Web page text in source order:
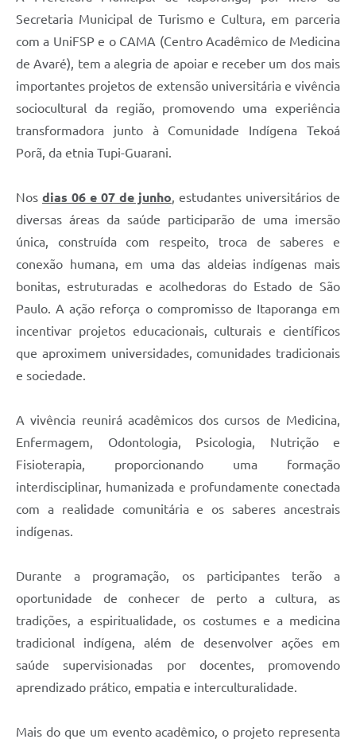
Nota Fiscal Eletrônica
STS - 3º Setor
Telefones Úteis
Transparência
SIC
Secretaria Municipal de Turismo e Cultura, em parceria
com a UniFSP e o CAMA (Centro Acadêmico de Medicina
de Avaré), tem a alegria de apoiar e receber um dos mais
importantes projetos de extensão universitária e vivência
sociocultural da região, promovendo uma experiência
transformadora junto à Comunidade Indígena Tekoá
Porã, da etnia Tupi-Guarani.
Nos dias 06 e 07 de junho, estudantes universitários de
diversas áreas da saúde participarão de uma imersão
única, construída com respeito, troca de saberes e
conexão humana, em uma das aldeias indígenas mais
bonitas, estruturadas e acolhedoras do Estado de São
Paulo. A ação reforça o compromisso de Itaporanga em
incentivar projetos educacionais, culturais e científicos
que aproximem universidades, comunidades tradicionais
e sociedade.
A vivência reunirá acadêmicos dos cursos de Medicina,
Enfermagem, Odontologia, Psicologia, Nutrição e
Fisioterapia, proporcionando uma formação
interdisciplinar, humanizada e profundamente conectada
com a realidade comunitária e os saberes ancestrais
indígenas.
Durante a programação, os participantes terão a
oportunidade de conhecer de perto a cultura, as
tradições, a espiritualidade, os costumes e a medicina
tradicional indígena, além de desenvolver ações em
saúde supervisionadas por docentes, promovendo
aprendizado prático, empatia e interculturalidade.
Mais do que um evento acadêmico, o projeto representa